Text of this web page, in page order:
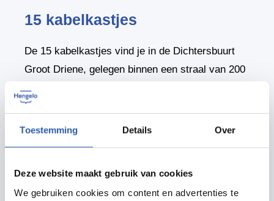
Toestemming Details Over
Deze website maakt gebruik van cookies
We gebruiken cookies om content en advertenties te
15 kabelkastjes
De 15 kabelkastjes vind je in de Dichtersbuurt
Groot Driene, gelegen binnen een straal van 200
Reviusstraat (KPN)
(Ziggo)
3. A. van Duinkerkenstraat/Piet Paaltjensstraat,